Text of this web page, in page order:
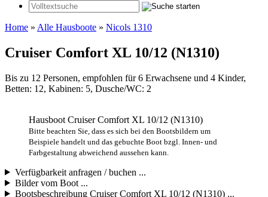
Home » Alle Hausboote » Nicols 1310
Cruiser Comfort XL 10/12 (N1310)
Bis zu 12 Personen, empfohlen für 6 Erwachsene und 4 Kinder,
Betten: 12, Kabinen: 5, Dusche/WC: 2
Hausboot Cruiser Comfort XL 10/12 (N1310)
Bitte beachten Sie, dass es sich bei den Bootsbildern um
Beispiele handelt und das gebuchte Boot bzgl. Innen- und
Farbgestaltung abweichend aussehen kann.
Verfügbarkeit anfragen / buchen ...
Bilder vom Boot ...
Bootsbeschreibung Cruiser Comfort XL 10/12 (N1310) ...